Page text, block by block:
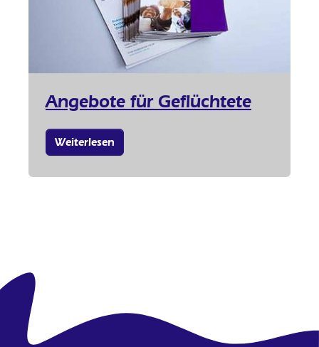
Angebote für Geflüchtete
Weiterlesen